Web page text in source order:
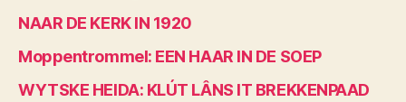
NAAR DE KERK IN 1920
Moppentrommel: EEN HAAR IN DE SOEP
WYTSKE HEIDA: KLÚT LÂNS IT BREKKENPAAD